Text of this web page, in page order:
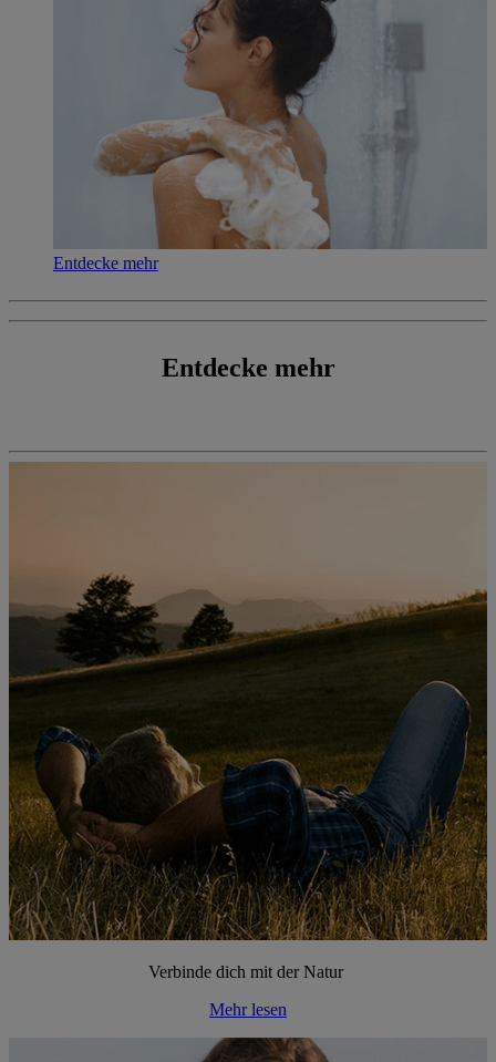
Entdecke mehr
Entdecke mehr
Verbinde dich mit der Natur
Mehr lesen